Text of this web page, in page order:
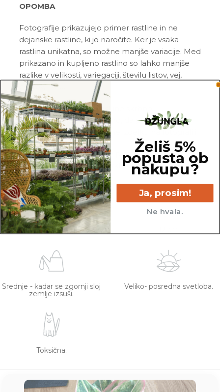
OPOMBA
Fotografije prikazujejo primer rastline in ne
dejanske rastline, ki jo naročite. Ker je vsaka
rastlina unikatna, so možne manjše variacije. Med
prikazano in kupljeno rastlino so lahko manjše
razlike v velikosti, variegaciji, številu listov, vej,
cvetov, itd. …
Pred pošiljanjem vse rastline skrbno
pregledamo in zagotovimo, da gredo na pot
zdrave in čim bolj podobne izdelku na fotografiji.
Vse rastline so primarno v plastičnih sadilnih
lončkih. Okrasni lonec ni vključen v ceno.
20 cm
Srednje - kadar se zgornji sloj
zemlje izsuši.
Veliko- posredna svetloba.
Toksična.
Želiš 5%
popusta ob
nakupu?
Ja, prosim!
Ne hvala.